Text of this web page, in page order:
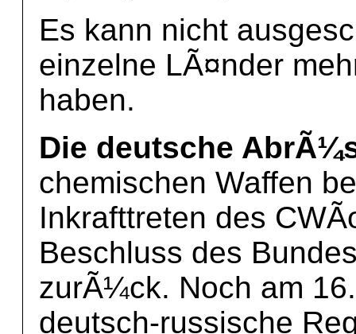
Es kann nicht
einzelne LÃ¤nder
haben.
Die deutsche
chemischen Waffen
Inkrafttreten des
Beschluss des
zurÃ¼ck. Noch am
deutsch-russische